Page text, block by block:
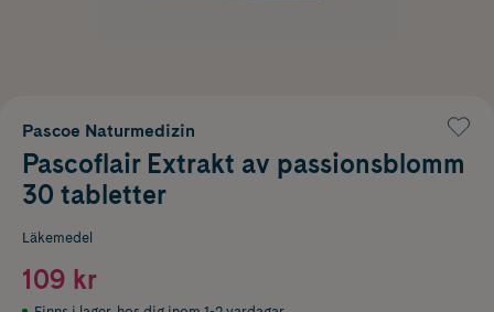
Pascoe Naturmedizin
Pascoflair Extrakt av passionsblomm
30 tabletter
Läkemedel
109 kr